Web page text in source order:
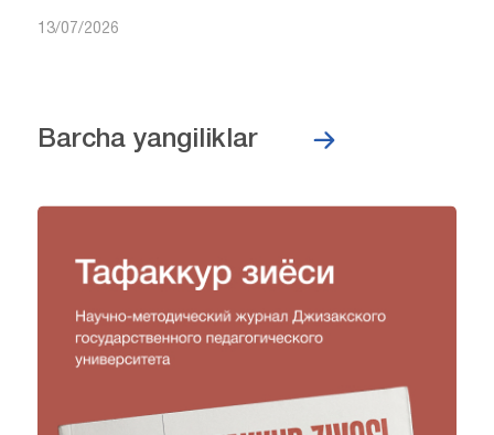
13/07/2026
Barcha yangiliklar